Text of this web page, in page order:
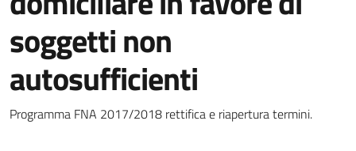
soggetti non
autosufficienti
Dettagli della notizia
Programma FNA 2017/2018 rettifica e riapertura termini.